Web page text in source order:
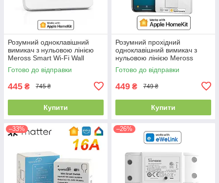
Розумний одноклавішний
вимикач з нульовою лінією
Meross Smart Wi-Fi Wall
Switch EU (MSS510X)
Готово до відправки
445 ₴ 745 ₴
Купити
Розумний прохідний
одноклавішний вимикач з
нульовою лінією Meross
Smart Wi-Fi Wall Switch EU
(MSS550X)
Готово до відправки
449 ₴ 749 ₴
Купити
–33% –26%